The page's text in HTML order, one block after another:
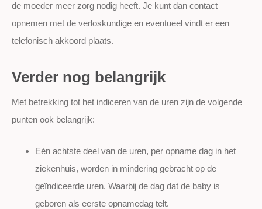
de moeder meer zorg nodig heeft. Je kunt dan contact
opnemen met de verloskundige en eventueel vindt er een
telefonisch akkoord plaats.
Verder nog belangrijk
Met betrekking tot het indiceren van de uren zijn de volgende
punten ook belangrijk:
Eén achtste deel van de uren, per opname dag in het
ziekenhuis, worden in mindering gebracht op de
geïndiceerde uren. Waarbij de dag dat de baby is
geboren als eerste opnamedag telt.